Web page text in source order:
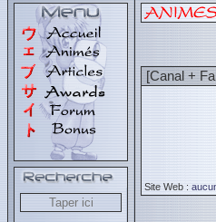
[Canal +
Site Web :